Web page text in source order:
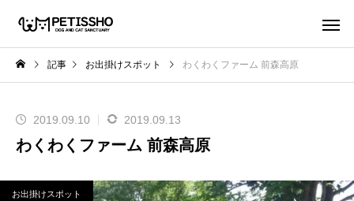
記事 お出掛けスポット わくわくファーム 前森高原
2019.09.10 2019.09.13
わくわくファーム 前森高原
お出掛けスポット